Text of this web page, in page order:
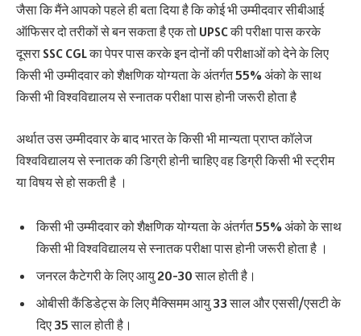
जैसा कि मैंने आपको पहले ही बता दिया है कि कोई भी उम्मीदवार सीबीआई
ऑफिसर दो तरीकों से बन सकता है एक तो UPSC की परीक्षा पास करके
दूसरा SSC CGL का पेपर पास करके इन दोनों की परीक्षाओं को देने के लिए
किसी भी उम्मीदवार को शैक्षणिक योग्यता के अंतर्गत 55% अंको के साथ
किसी भी विश्वविद्यालय से स्नातक परीक्षा पास होनी जरूरी होता है
अर्थात उस उम्मीदवार के बाद भारत के किसी भी मान्यता प्राप्त कॉलेज
विश्वविद्यालय से स्नातक की डिग्री होनी चाहिए वह डिग्री किसी भी स्ट्रीम
या विषय से हो सकती है ।
किसी भी उम्मीदवार को शैक्षणिक योग्यता के अंतर्गत 55% अंको के साथ
किसी भी विश्वविद्यालय से स्नातक परीक्षा पास होनी जरूरी होता है ।
जनरल कैटेगरी के लिए आयु 20-30 साल होती है।
ओबीसी कैंडिडेट्स के लिए मैक्सिमम आयु 33 साल और एससी/एसटी के
दिए 35 साल होती है।